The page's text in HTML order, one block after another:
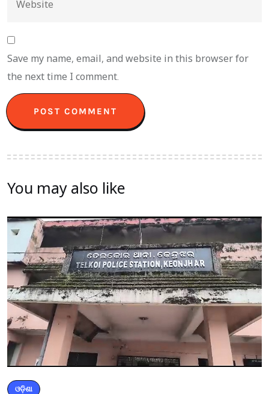
Save my name, email, and website in this browser for
the next time I comment.
You may also like
ଓଡ଼ିଶା